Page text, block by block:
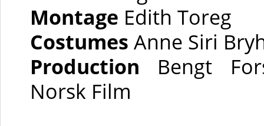
Montage Edith Toreg
Costumes Anne Siri
Production Bengt
Norsk Film